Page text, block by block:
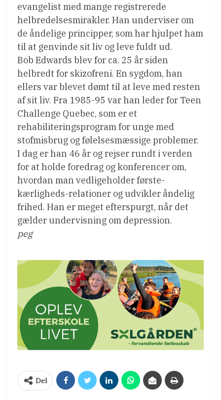
evangelist med mange registrerede
helbredelsesmirakler. Han underviser om
de åndelige principper, som har hjulpet ham
til at genvinde sit liv og leve fuldt ud.
Bob Edwards blev for ca. 25 år siden
helbredt for skizofreni. En sygdom, han
ellers var blevet dømt til at leve med resten
af sit liv. Fra 1985-95 var han leder for Teen
Challenge Quebec, som er et
rehabiliteringsprogram for unge med
stofmisbrug og følelsesmæssige problemer.
I dag er han 46 år og rejser rundt i verden
for at holde foredrag og konferencer om,
hvordan man vedligeholder første-
kærligheds-relationer og udvikler åndelig
frihed. Han er meget efterspurgt, når det
gælder undervisning om depression.
peg
Del